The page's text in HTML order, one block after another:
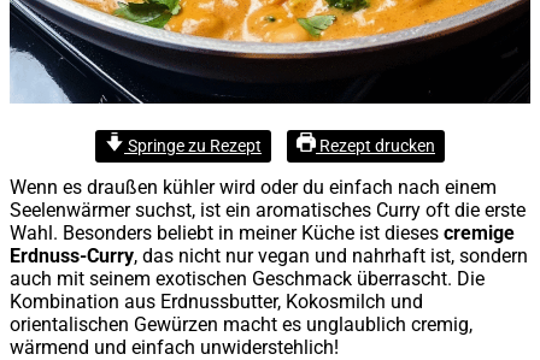
Springe zu Rezept Rezept drucken
Wenn es draußen kühler wird oder du einfach nach einem
Seelenwärmer suchst, ist ein aromatisches Curry oft die erste
Wahl. Besonders beliebt in meiner Küche ist dieses cremige
Erdnuss-Curry, das nicht nur vegan und nahrhaft ist, sondern
auch mit seinem exotischen Geschmack überrascht. Die
Kombination aus Erdnussbutter, Kokosmilch und
orientalischen Gewürzen macht es unglaublich cremig,
wärmend und einfach unwiderstehlich!